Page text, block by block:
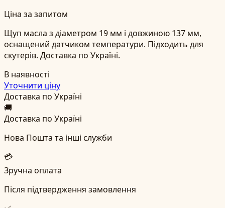
Ціна за запитом
Щуп масла з діаметром 19 мм і довжиною 137 мм,
оснащений датчиком температури. Підходить для
скутерів. Доставка по Україні.
В наявності
Уточнити ціну
Доставка по Україні
🚚
Доставка по Україні
Нова Пошта та інші служби
💳
Зручна оплата
Після підтвердження замовлення